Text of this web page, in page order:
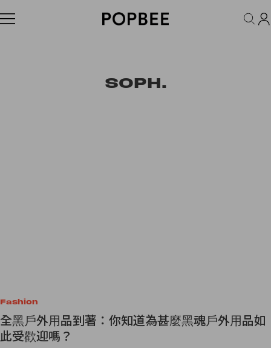
FASHION ACCESSORIES BEAUTY WELLNESS LIFESTYLE
SOPH.
Fashion
全黑戶外用品到著：你知道為甚麼黑魂戶外用品如
此受歡迎嗎？